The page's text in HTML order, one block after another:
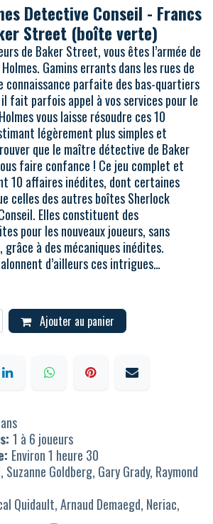
Detective Conseil - Francs
Street (boîte verte)
de Baker Street, vous êtes l’armée de
Gamins errants dans les rues de
connaissance parfaite des bas-quartiers
fait parfois appel à vos services pour le
vous laisse résoudre ces 10
légèrement plus simples et
que le maître détective de Baker
faire confance ! Ce jeu complet et
10 affaires inédites, dont certaines
celles des autres boîtes Sherlock
Elles constituent des
pour les nouveaux joueurs, sans
à des mécaniques inédites.
d’ailleurs ces intrigues…
Ajouter au panier
1 à 6 joueurs
Environ 1 heure 30
Suzanne Goldberg, Gary Grady, Raymond
Quidault, Arnaud Demaegd, Neriac,